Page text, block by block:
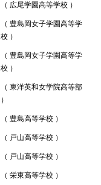
（ 広尾学園高等学校 ）
（ 豊島岡女子学園高等学
校 ）
（ 豊島岡女子学園高等学
校 ）
（ 東洋英和女学院高等部
）
（ 豊島高等学校 ）
（ 戸山高等学校 ）
（ 戸山高等学校 ）
（ 栄東高等学校 ）